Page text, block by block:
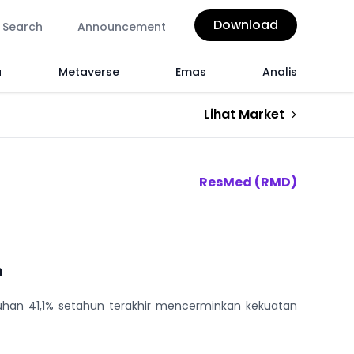
Search Announcement Download
Metaverse Emas Analis
Lihat Market
ResMed (RMD)
41,1% setahun terakhir mencerminkan kekuatan